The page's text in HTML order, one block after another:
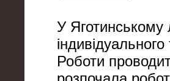
У Яготинському
Роботи